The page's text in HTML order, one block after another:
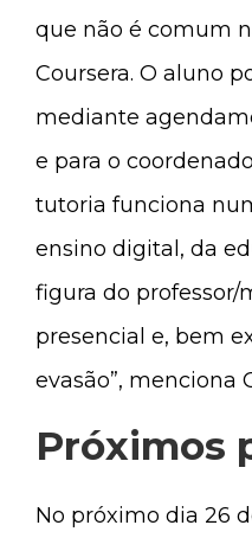
que não é comum
Coursera. O aluno
mediante
e para o
tutoria funciona
ensino digital, da
figura do professor/
presencial e, bem
evasão”, menciona
Próximos
No próximo dia 26